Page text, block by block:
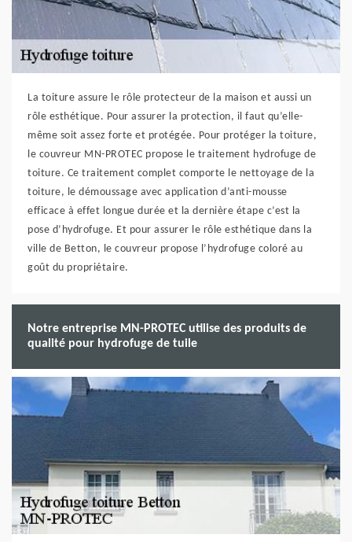
La toiture assure le rôle protecteur de la maison et aussi un
rôle esthétique. Pour assurer la protection, il faut qu’elle-
même soit assez forte et protégée. Pour protéger la toiture,
le couvreur MN-PROTEC propose le traitement hydrofuge de
toiture. Ce traitement complet comporte le nettoyage de la
toiture, le démoussage avec application d’anti-mousse
efficace à effet longue durée et la dernière étape c’est la
pose d’hydrofuge. Et pour assurer le rôle esthétique dans la
ville de Betton, le couvreur propose l’hydrofuge coloré au
goût du propriétaire.
Notre entreprise MN-PROTEC utilise des produits de
qualité pour hydrofuge de tuile